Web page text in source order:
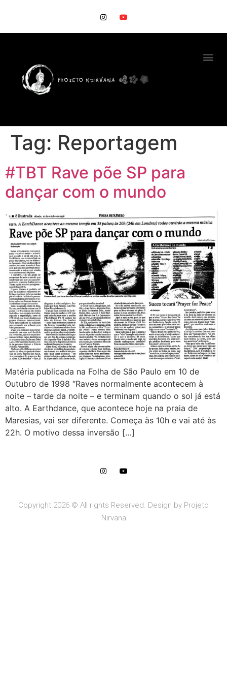
Tag: Reportagem
#TBT Rave põe SP para
dançar com o mundo
Matéria publicada na Folha de São Paulo em 10 de
Outubro de 1998 “Raves normalmente acontecem à
noite – tarde da noite – e terminam quando o sol já está
alto. A Earthdance, que acontece hoje na praia de
Maresias, vai ser diferente. Começa às 10h e vai até às
22h. O motivo dessa inversão […]
Copyright 2026 © All rights Reserved. Design by Projeto
Nirvana